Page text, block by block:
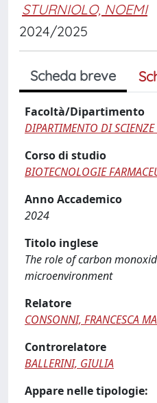
STURNIOLO, NOEMI
2024/2025
Scheda breve
Facoltà/Dipartimento
DIPARTIMENTO DI
Corso di studio
BIOTECNOLOGIE
Anno Accademico
2024
Titolo inglese
The role of carbon
microenvironment
Relatore
CONSONNI, FRANCESCA
Controrelatore
BALLERINI, GIULIA
Appare nelle tipologie: